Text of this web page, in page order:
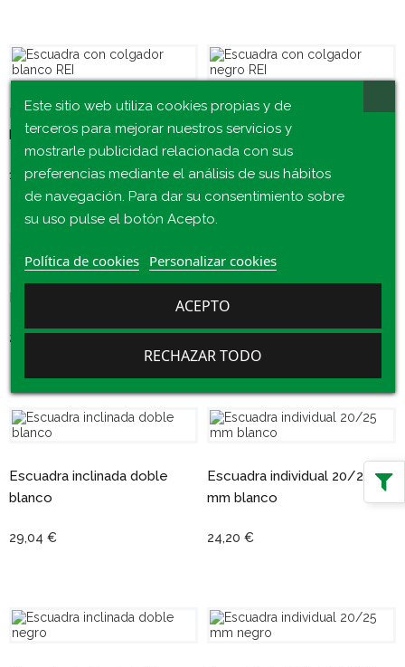
Escuadra con colgador
blanco REI
18,15 €
Escuadra con colgador
negro REI
18,15 €
Escuadra hierro blanco REI
21,78 €
Escuadra hierro negro REI
20,57 €
Escuadra inclinada doble
blanco
29,04 €
Escuadra individual 20/25
mm blanco
24,20 €
Este sitio web utiliza cookies propias y de
terceros para mejorar nuestros servicios y
mostrarle publicidad relacionada con sus
preferencias mediante el análisis de sus hábitos
de navegación. Para dar su consentimiento sobre
su uso pulse el botón Acepto.
Política de cookies Personalizar cookies
RECHAZAR TODO
ACEPTO